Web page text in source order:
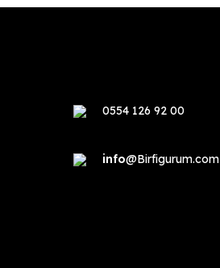
0554 126 92 00
info@Birfigurum.com